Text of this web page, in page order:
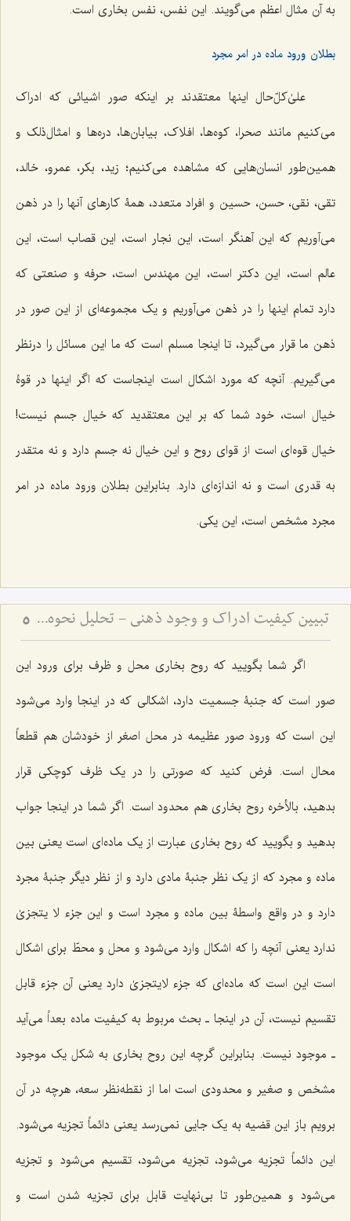
به آن مثال اعظم می‌گویند. این نفس، نفس بخاری است.
بطلان ورود ماده در امر مجرد
علیٰ‌کلّ‌حال اینها معتقدند بر اینکه صور اشیائی که ادراک
می‌کنیم مانند صحرا، کوه‌ها، افلاک، بیابان‌ها، دره‌ها و امثال‌ذلک و
همین‌طور انسان‌هایی که مشاهده می‌کنیم؛ زید، بکر، عمرو، خالد،
تقی، نقی، حسن، حسین و افراد متعدد، همۀ کارهای آنها را در ذهن
می‌آوریم که این آهنگر است، این نجار است، این قصاب است، این
عالم است، این دکتر است، این مهندس است، حرفه و صنعتی که
دارد تمام اینها را در ذهن می‌آوریم و یک مجموعه‌ای از این صور در
ذهن ما قرار می‌گیرد، تا اینجا مسلم است که ما این مسائل را درنظر
می‌گیریم. آنچه که مورد اشکال است اینجاست که اگر اینها در قوۀ
خیال است، خود شما که بر این معتقدید که خیال جسم نیست!
خیال قوه‌ای است از قوای روح و این خیال نه جسم دارد و نه متقدر
به قدری است و نه اندازه‌ای دارد. بنابراین بطلان ورود ماده در امر
مجرد مشخص است، این یکی.
تبیین کیفیت ادراک و وجود ذهنی - تحلیل نحوه ارتباط نفس با عالم مثال و صور خارجی 5
اگر شما بگویید که روح بخاری محل و ظرف برای ورود این
صور است که جنبۀ جسمیت دارد، اشکالی که در اینجا وارد می‌شود
این است که ورود صور عظیمه در محل اصغر از خودشان هم قطعاً
محال است. فرض کنید که صورتی را در یک ظرف کوچکی قرار
بدهید، بالأخره روح بخاری هم محدود است. اگر شما در اینجا جواب
بدهید و بگویید که روح بخاری عبارت از یک ماده‌ای است یعنی بین
ماده و مجرد که از یک نظر جنبۀ مادی دارد و از نظر دیگر جنبۀ مجرد
دارد و در واقع واسطۀ بین ماده و مجرد است و این جزء لا یتجزیٰ
ندارد یعنی آنچه را که اشکال وارد می‌شود و محل و محطّ برای اشکال
است این است که ماده‌ای که جزء لایتجزیٰ دارد یعنی آن جزء قابل
تقسیم نیست، آن در اینجا ـ بحث مربوط به کیفیت ماده بعداً می‌آید
ـ موجود نیست. بنابراین گرچه این روح بخاری به شکل یک موجود
مشخص و صغیر و محدودی است اما از نقطه‌نظر سعه، هرچه در آن
برویم باز این قضیه به یک جایی نمی‌رسد یعنی دائماً تجزیه می‌شود.
این دائماً تجزیه می‌شود، تجزیه می‌شود، تقسیم می‌شود و تجزیه
می‌شود و همین‌طور تا بی‌نهایت قابل برای تجزیه شدن است و